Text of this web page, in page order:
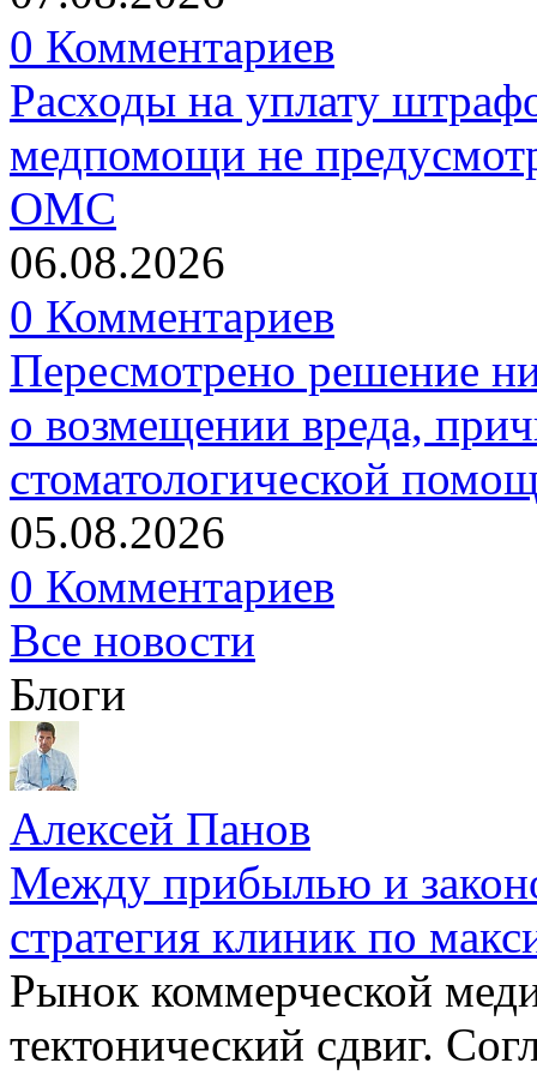
0 Комментариев
Расходы на уплату
медпомощи не
ОМС
06.08.2026
0 Комментариев
Пересмотрено решение
о возмещении вреда,
стоматологической
05.08.2026
0 Комментариев
Все новости
Блоги
Алексей Панов
Между прибылью и
стратегия клиник по
Рынок коммерческой
тектонический сдвиг.